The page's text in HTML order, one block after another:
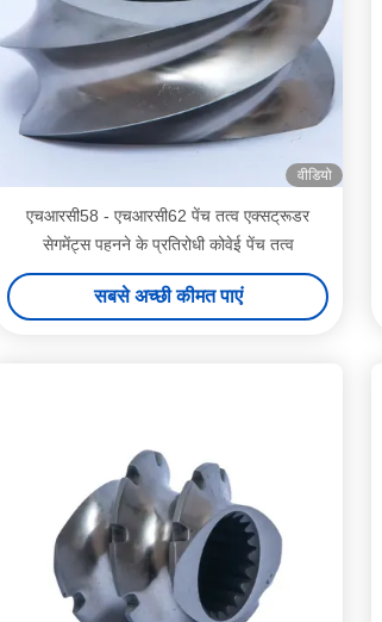
वीडियो
एचआरसी58 - एचआरसी62 पेंच तत्व एक्सट्रूडर
सेगमेंट्स पहनने के प्रतिरोधी कोवेई पेंच तत्व
सबसे अच्छी कीमत पाएं